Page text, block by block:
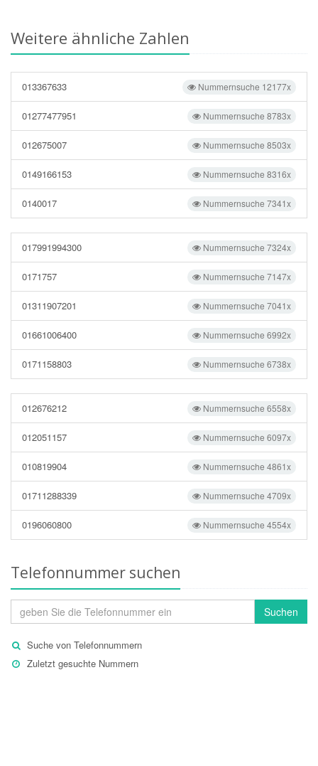
Weitere ähnliche Zahlen
Nummernsuche 12177x
013367633
Nummernsuche 8783x
01277477951
Nummernsuche 8503x
012675007
Nummernsuche 8316x
0149166153
Nummernsuche 7341x
0140017
Nummernsuche 7324x
017991994300
Nummernsuche 7147x
0171757
Nummernsuche 7041x
01311907201
Nummernsuche 6992x
01661006400
Nummernsuche 6738x
0171158803
Nummernsuche 6558x
012676212
Nummernsuche 6097x
012051157
Nummernsuche 4861x
010819904
Nummernsuche 4709x
01711288339
Nummernsuche 4554x
0196060800
Telefonnummer suchen
Suchen
Suche von Telefonnummern
Zuletzt gesuchte Nummern